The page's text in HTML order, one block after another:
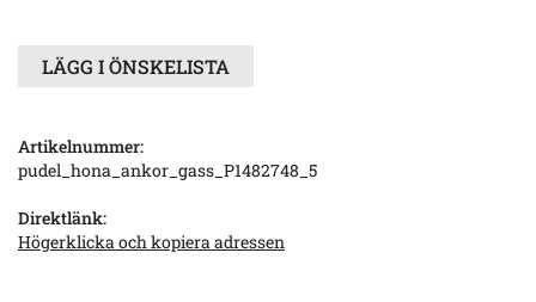
LÄGG I ÖNSKELISTA
Artikelnummer:
pudel_hona_ankor_gass_P1482748_5
Direktlänk:
Högerklicka och kopiera adressen